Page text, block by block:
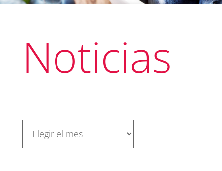
Noticias